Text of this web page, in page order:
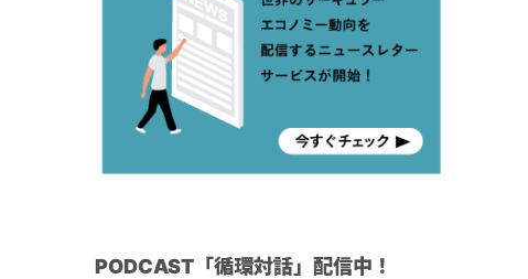
PODCAST「循環対話」配信中！